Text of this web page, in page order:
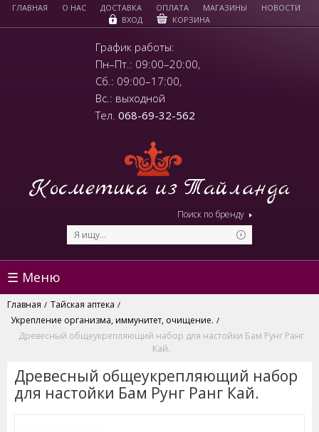
ГЛАВНАЯ О НАС ДОСТАВКА ОПЛАТА МАГАЗИНЫ
НОВОСТИ
ВХОД
КОРЗИНА
График работы:
Пн–Пт.: 09:00–20:00,
Сб.: 09:00–17:00,
Вс.: выходной
Тел. 068-69-32-562
Поиск по бренду
☰ Меню
Главная / Тайская аптека /
Укрепление организма, иммунитет, очищение. /
Древесный общеукрепляющий набор для настойки Бам Рунг Ранг
Кай.
Древесный общеукрепляющий набор
для настойки Бам Рунг Ранг Кай.